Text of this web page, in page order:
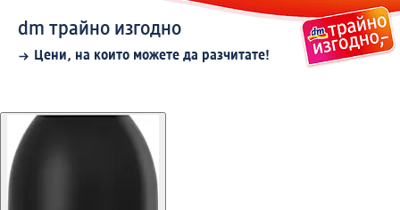
dm трайно изгодно
Цени, на които можете да разчитате!